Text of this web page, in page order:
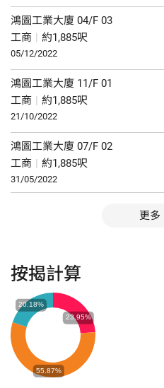
鴻圖工業大廈 04/F 03
工商 | 約1,885呎
05/12/2022
鴻圖工業大廈 11/F 01
工商 | 約1,885呎
21/10/2022
鴻圖工業大廈 07/F 02
工商 | 約1,885呎
31/05/2022
更多
按揭計算